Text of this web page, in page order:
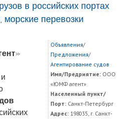
в российских портах
морские перевозки
»
Объявления/
Предложения/
Агентирование судов
Имя/Предриятие:ООО
«ЮМФ агент»
Населенный пункт/
Порт:Санкт-Петербург
Адрес:198035, г. Санкт-